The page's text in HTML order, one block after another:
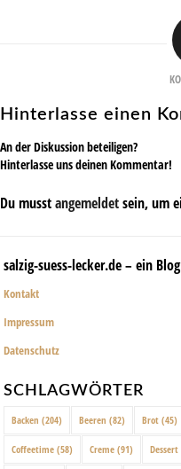
Hinterlasse einen
An der Diskussion beteiligen?
Hinterlasse uns deinen Kommentar!
Du musstangemeldetsein, um
salzig-suess-lecker.de – ein
Kontakt
Impressum
Datenschutz
SCHLAGWÖRTER
Backen (204) Beeren (82) Brot (45)
Coffeetime (58) Creme (91) Dessert